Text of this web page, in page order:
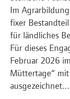
Im
fixer
für ländliches
Für dieses
Februar 2026
Müttertage“